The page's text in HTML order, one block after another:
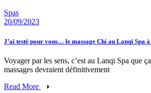
Spas
20/09/2023
J’ai testé pour vous… le massage Chi au Lanqi Spa
Voyager par les sens, c’est au Lanqi Spa que
massages devraient définitivement
Read More